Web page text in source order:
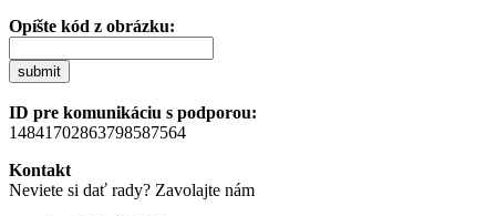
Opíšte kód z obrázku:
submit
ID pre komunikáciu s podporou:
14841702863798587564
Kontakt
Neviete si dať rady? Zavolajte nám